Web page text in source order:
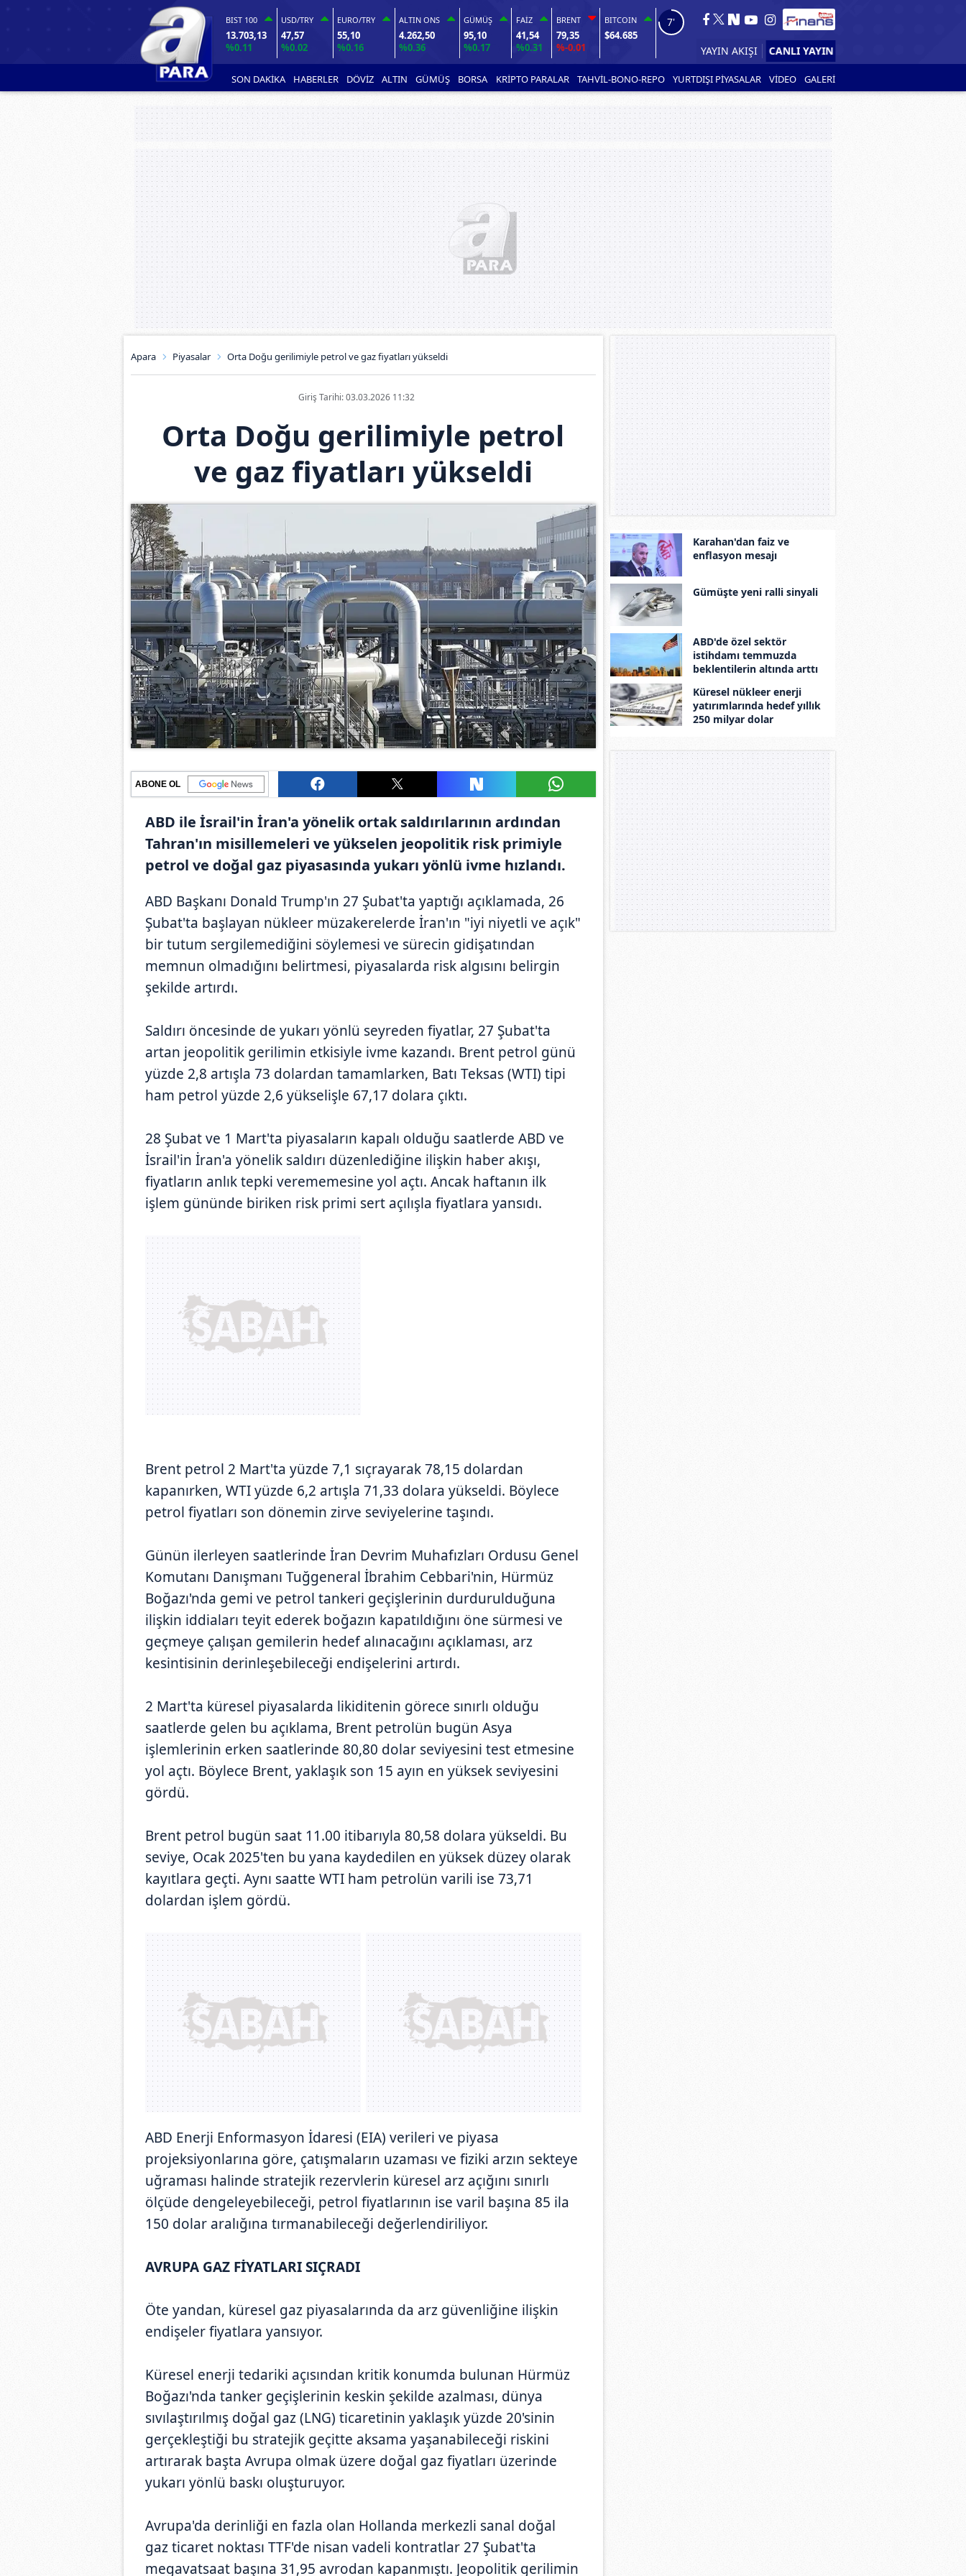
BIST 100
13.703,13
%0.11
USD/TRY
47,57
%0.02
EURO/TRY
55,10
%0.16
ALTIN ONS
4.262,50
%0.36
GÜMÜŞ
95,10
%0.17
FAİZ
41,54
%0.31
BRENT
79,35
%-0.01
BITCOIN
$64.685
5'
YAYIN AKIŞI CANLI YAYIN
SON DAKİKA HABERLER DÖVİZ ALTIN GÜMÜŞ BORSA KRİPTO PARALAR TAHVİL-BONO-REPO YURTDIŞI PİYASALAR VİDEO GALERİ
Apara Piyasalar Orta Doğu gerilimiyle petrol ve gaz fiyatları yükseldi
Giriş Tarihi: 03.03.2026 11:32
Orta Doğu gerilimiyle petrol
ve gaz fiyatları yükseldi
ABONE OL
ABD ile İsrail'in İran'a yönelik ortak saldırılarının ardından
Tahran'ın misillemeleri ve yükselen jeopolitik risk primiyle
petrol ve doğal gaz piyasasında yukarı yönlü ivme hızlandı.
ABD Başkanı Donald Trump'ın 27 Şubat'ta yaptığı açıklamada, 26
Şubat'ta başlayan nükleer müzakerelerde İran'ın "iyi niyetli ve açık"
bir tutum sergilemediğini söylemesi ve sürecin gidişatından
memnun olmadığını belirtmesi, piyasalarda risk algısını belirgin
şekilde artırdı.
Saldırı öncesinde de yukarı yönlü seyreden fiyatlar, 27 Şubat'ta
artan jeopolitik gerilimin etkisiyle ivme kazandı. Brent petrol günü
yüzde 2,8 artışla 73 dolardan tamamlarken, Batı Teksas (WTI) tipi
ham petrol yüzde 2,6 yükselişle 67,17 dolara çıktı.
28 Şubat ve 1 Mart'ta piyasaların kapalı olduğu saatlerde ABD ve
İsrail'in İran'a yönelik saldırı düzenlediğine ilişkin haber akışı,
fiyatların anlık tepki verememesine yol açtı. Ancak haftanın ilk
işlem gününde biriken risk primi sert açılışla fiyatlara yansıdı.
Brent petrol 2 Mart'ta yüzde 7,1 sıçrayarak 78,15 dolardan
kapanırken, WTI yüzde 6,2 artışla 71,33 dolara yükseldi. Böylece
petrol fiyatları son dönemin zirve seviyelerine taşındı.
Günün ilerleyen saatlerinde İran Devrim Muhafızları Ordusu Genel
Komutanı Danışmanı Tuğgeneral İbrahim Cebbari'nin, Hürmüz
Boğazı'nda gemi ve petrol tankeri geçişlerinin durdurulduğuna
ilişkin iddiaları teyit ederek boğazın kapatıldığını öne sürmesi ve
geçmeye çalışan gemilerin hedef alınacağını açıklaması, arz
kesintisinin derinleşebileceği endişelerini artırdı.
2 Mart'ta küresel piyasalarda likiditenin görece sınırlı olduğu
saatlerde gelen bu açıklama, Brent petrolün bugün Asya
işlemlerinin erken saatlerinde 80,80 dolar seviyesini test etmesine
yol açtı. Böylece Brent, yaklaşık son 15 ayın en yüksek seviyesini
gördü.
Brent petrol bugün saat 11.00 itibarıyla 80,58 dolara yükseldi. Bu
seviye, Ocak 2025'ten bu yana kaydedilen en yüksek düzey olarak
kayıtlara geçti. Aynı saatte WTI ham petrolün varili ise 73,71
dolardan işlem gördü.
ABD Enerji Enformasyon İdaresi (EIA) verileri ve piyasa
projeksiyonlarına göre, çatışmaların uzaması ve fiziki arzın sekteye
uğraması halinde stratejik rezervlerin küresel arz açığını sınırlı
ölçüde dengeleyebileceği, petrol fiyatlarının ise varil başına 85 ila
150 dolar aralığına tırmanabileceği değerlendiriliyor.
AVRUPA GAZ FİYATLARI SIÇRADI
Öte yandan, küresel gaz piyasalarında da arz güvenliğine ilişkin
endişeler fiyatlara yansıyor.
Küresel enerji tedariki açısından kritik konumda bulunan Hürmüz
Boğazı'nda tanker geçişlerinin keskin şekilde azalması, dünya
sıvılaştırılmış doğal gaz (LNG) ticaretinin yaklaşık yüzde 20'sinin
gerçekleştiği bu stratejik geçitte aksama yaşanabileceği riskini
artırarak başta Avrupa olmak üzere doğal gaz fiyatları üzerinde
yukarı yönlü baskı oluşturuyor.
Avrupa'da derinliği en fazla olan Hollanda merkezli sanal doğal
gaz ticaret noktası TTF'de nisan vadeli kontratlar 27 Şubat'ta
megavatsaat başına 31,95 avrodan kapanmıştı. Jeopolitik gerilimin
Karahan'dan faiz ve
enflasyon mesajı
Gümüşte yeni ralli sinyali
ABD'de özel sektör
istihdamı temmuzda
beklentilerin altında arttı
Küresel nükleer enerji
yatırımlarında hedef yıllık
250 milyar dolar